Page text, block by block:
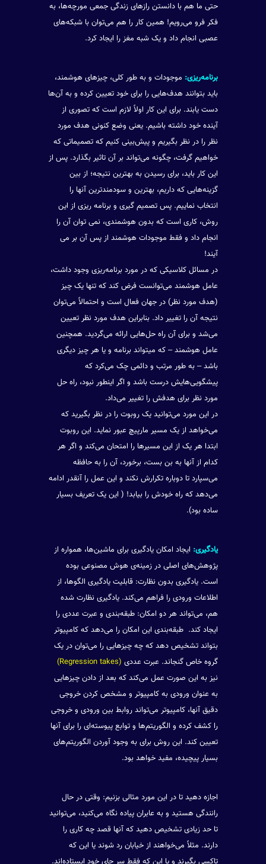
حتی ما هم با دانستن رازهای زندگی جمعی مورچه‌ها، به
فکر فرو می‌رویم! همین کار را هم می‌توان با شبکه‌های
عصبی انجام داد و یک شبه مغز را ایجاد کرد.
برنامه‌ریزی: موجودات و به طور کلی، چیزهای هوشمند،
باید بتوانند هدف‌هایی را برای خود تعیین کرده و به آن‌ها
دست یابند. برای این کار اولاً لازم است که تصوری از
آینده خود داشته باشیم. یعنی وضع کنونی هدف مورد
نظر را در نظر بگیریم و پیش‌بینی کنیم که تصمیماتی که
خواهیم گرفت، چگونه می‌تواند بر آن تاثیر بگذارد. پس از
این کار باید، برای رسیدن به بهترین نتیجه؛ از بین
گزینه‌هایی که داریم، بهترین و سودمندترین آنها را
انتخاب نماییم. پس تصمیم گیری و برنامه ریزی از این
روش، کاری است که بدون هوشمندی، نمی توان آن را
انجام داد و فقط موجودات هوشمند از پس آن بر می
آیند!
در مسائل کلاسیکی که در مورد برنامه‌ریزی وجود داشت،
عامل هوشمند می‌توانست فرض کند که تنها یک چیز
(هدف مورد نظر) در جهان فعال است و احتمالاً می‌توان
نتیجه آن را تغییر داد. بنابراین هدف مورد نظر تعیین
می‌شد و برای آن راه حل‌هایی ارائه می‌گردید. همچنین
عامل هوشمند – که میتواند برنامه و یا هر چیز دیگری
باشد – به طور مرتب و دائمی چک می‌کرد که
پیشگویی‌هایش درست باشد و اگر اینطور نبود، راه حل
مورد نظر برای هدفش را تغییر می‌داد.
در این مورد می‌توانید یک روبوت را در نظر بگیرید که
می‌خواهد از یک مسیر مارپیچ عبور نماید. این روبوت
ابتدا هر یک از این مسیرها را امتحان می‌کند و اگر هر
کدام از آنها به بن بست، برخورد، آن را به حافظه
می‌سپارد تا دوباره تکرارش نکند و این عمل را آنقدر ادامه
می‌دهد که راه خودش را بیابد! ( این یک تعریف بسیار
ساده بود).
یادگیری: ایجاد امکان یادگیری برای ماشین‌ها، همواره از
پژوهش‌های اصلی در زمینه‌ی هوش مصنوعی بوده
است. یادگیری بدون نظارت: قابلیت یادگیری الگوها، از
اطلاعات ورودی را فراهم می‌کند. یادگیری نظارت شده
هم، می‌تواند هر دو امکان: طبقه‌بندی و عبرت عددی را
ایجاد کند. طبقه‌بندی این امکان را می‌دهد که کامپیوتر
بتواند تشخیص دهد که چه چیزهایی را می‌توان در یک
گروه خاص گنجاند. عبرت عددی (Regression takes)
نیز به این صورت عمل می‌کند که بعد از دادن چیزهایی
به عنوان ورودی به کامپیوتر و مشخص کردن خروجی
دقیق آنها، کامپیوتر می‌تواند روابط بین ورودی و خروجی
را کشف کرده و الگوریتم‌ها و توابع پیوسته‌ای را برای آنها
تعیین کند. این روش برای به وجود آوردن الگوریتم‌های
بسیار پیچیده، مفید خواهد بود.
اجازه دهید تا در این مورد مثالی بزنیم: وقتی در حال
رانندگی هستید و به عابران پیاده نگاه می‌کنید، می‌توانید
تا حد زیادی تشخیص دهید که آنها قصد چه کاری را
دارند. مثلاً می‌خواهند از خیابان رد شوند یا این که